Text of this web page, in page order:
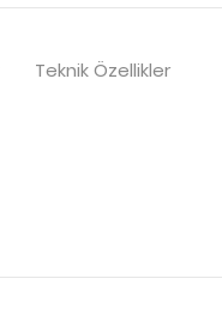
Teknik Özellikler